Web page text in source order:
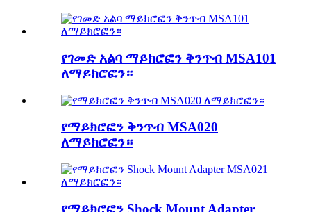
የገመድ አልባ ማይክሮፎን ቅንጥብ MSA101
ለማይክሮፎን።
የማይክሮፎን ቅንጥብ MSA020
ለማይክሮፎን።
የማይክሮፎን Shock Mount Adapter